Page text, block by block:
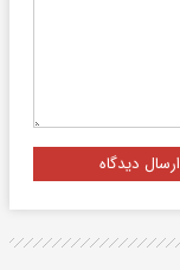
ارسال دیدگاه